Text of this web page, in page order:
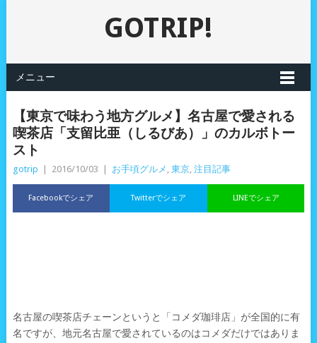
GOTRIP!
メニュー
【東京で味わう地方グルメ】名古屋で愛される
喫茶店「支留比亜（しるびあ）」のカルボトー
スト
gotrip 2016/10/03 お手頃グルメ , 東京, 注目記事
Facebookでシェア LINEでシェア
Twitterでシェア
名古屋の喫茶店チェーンというと「コメダ珈琲店」が全国的に有
名ですが、地元名古屋で愛されているのはコメダだけではありま